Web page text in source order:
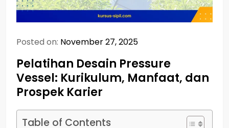
Posted on: November 27, 2025
Pelatihan Desain Pressure
Vessel: Kurikulum, Manfaat, dan
Prospek Karier
Table of Contents